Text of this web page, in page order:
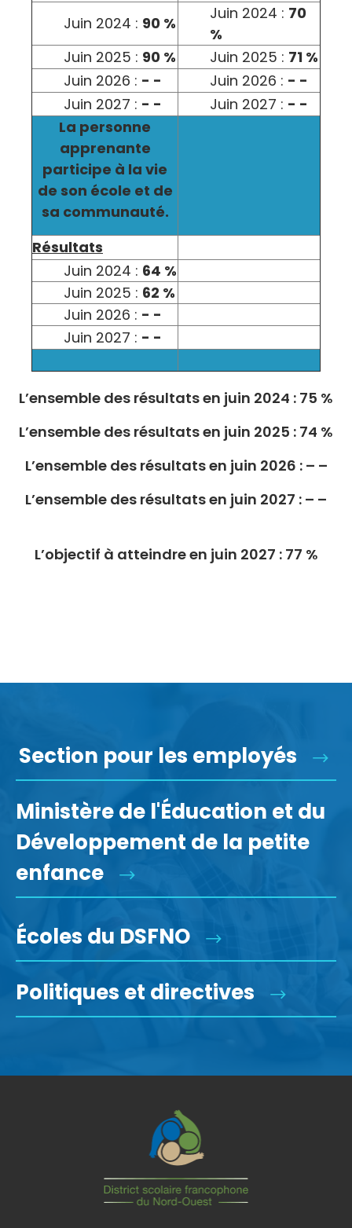
Juin 2024 : 90 %
Juin 2024 : 70
%
Juin 2025 : 90 % Juin 2025 : 71 %
Juin 2026 : - - Juin 2026 : - -
Juin 2027 : - - Juin 2027 : - -
La personne
apprenante
participe à la vie
de son école et de
sa communauté.
Résultats
Juin 2024 : 64 %
Juin 2025 : 62 %
Juin 2026 : - -
Juin 2027 : - -
L’ensemble des résultats en juin 2024 : 75 %
L’ensemble des résultats en juin 2025 : 74 %
L’ensemble des résultats en juin 2026 : – –
L’ensemble des résultats en juin 2027 : – –
L’objectif à atteindre en juin 2027 : 77 %
Section pour les employés
Ministère de l'Éducation et du
Développement de la petite
enfance
Écoles du DSFNO
Politiques et directives